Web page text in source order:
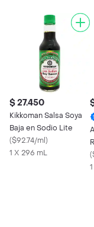
$ 27.450
Kikkoman Salsa Soya
Baja en Sodio Lite
($92.74/ml)
1 X 296 mL
(